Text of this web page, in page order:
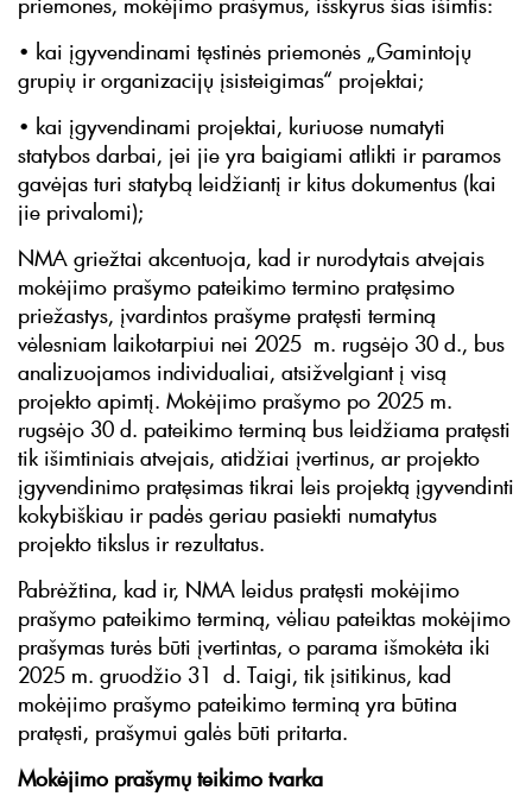
• kai įgyvendinami tęstinės priemonės „Gamintojų
grupių ir organizacijų įsisteigimas“ projektai;
• kai įgyvendinami projektai, kuriuose numatyti
statybos darbai, jei jie yra baigiami atlikti ir paramos
gavėjas turi statybą leidžiantį ir kitus dokumentus (kai
jie privalomi);
NMA griežtai akcentuoja, kad ir nurodytais atvejais
mokėjimo prašymo pateikimo termino pratęsimo
priežastys, įvardintos prašyme pratęsti terminą
vėlesniam laikotarpiui nei 2025 m. rugsėjo 30 d., bus
analizuojamos individualiai, atsižvelgiant į visą
projekto apimtį. Mokėjimo prašymo po 2025 m.
rugsėjo 30 d. pateikimo terminą bus leidžiama pratęsti
tik išimtiniais atvejais, atidžiai įvertinus, ar projekto
įgyvendinimo pratęsimas tikrai leis projektą įgyvendinti
kokybiškiau ir padės geriau pasiekti numatytus
projekto tikslus ir rezultatus.
Pabrėžtina, kad ir, NMA leidus pratęsti mokėjimo
prašymo pateikimo terminą, vėliau pateiktas mokėjimo
prašymas turės būti įvertintas, o parama išmokėta iki
2025 m. gruodžio 31 d. Taigi, tik įsitikinus, kad
mokėjimo prašymo pateikimo terminą yra būtina
pratęsti, prašymui galės būti pritarta.
Mokėjimo prašymų teikimo tvarka